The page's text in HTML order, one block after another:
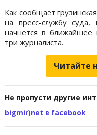
Как сообщает
на пресс-службу
начнется в ближайшее
три журналиста.
Читайте
Не пропусти другие
bigmir)net в facebook